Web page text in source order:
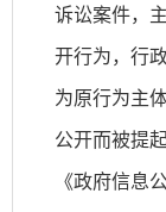
诉讼案件，
开行为，行
为原行为主
公开而被提
《政府信息